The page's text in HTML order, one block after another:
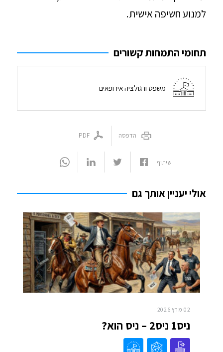
למנוע חשיפה אישית.
תחומי התמחות קשורים
משפט ורגולציה אירופאים
הדפסה PDF
שיתוף
אולי יעניין אותך גם
02 מרץ 2026
ניס1 ניס2 – ניס הוא?